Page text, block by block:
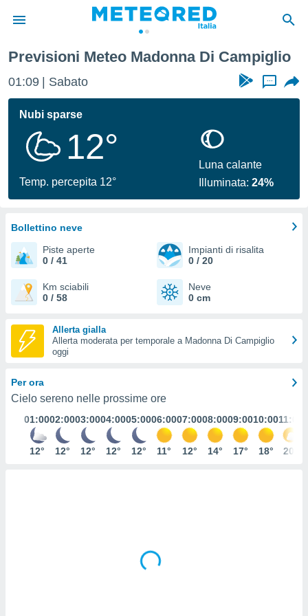
di
per
le
di
Web
le
simili,
ACCETTA
CONTINUA
IMPOSTAZIONI
Previsioni Meteo Madonna Di Campiglio
01:09 Sabato ...
Nubi sparse
12°
Temp. percepita 12°
Luna calante
Illuminata:24%
Bollettino neve
Piste aperte
0 / 41
Impianti di risalita
0 / 20
Km sciabili
0 / 58
Neve
0 cm
Allerta gialla
Allerta moderata per temporale a Madonna Di Campiglio
oggi
Per ora
Cielo sereno nelle prossime ore
01:00
12°
02:00
12°
03:00
12°
04:00
12°
05:00
12°
06:00
11°
07:00
12°
08:00
14°
09:00
17°
10:00
18°
11:00
20°